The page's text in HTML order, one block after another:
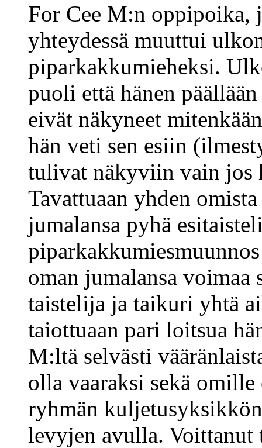
For Cee M:n
yhteydessä muuttui
piparkakkumieheksi.
puoli että hänen
eivät näkyneet
hän veti sen esiin
tulivat näkyviin vain jos
Tavattuaan yhden
jumalansa pyhä
oman jumalansa voimaa
taistelija ja taikuri yhtä
taiottuaan pari loitsua
M:ltä selvästi
olla vaaraksi sekä
ryhmän
levyjen avulla. Voittanut